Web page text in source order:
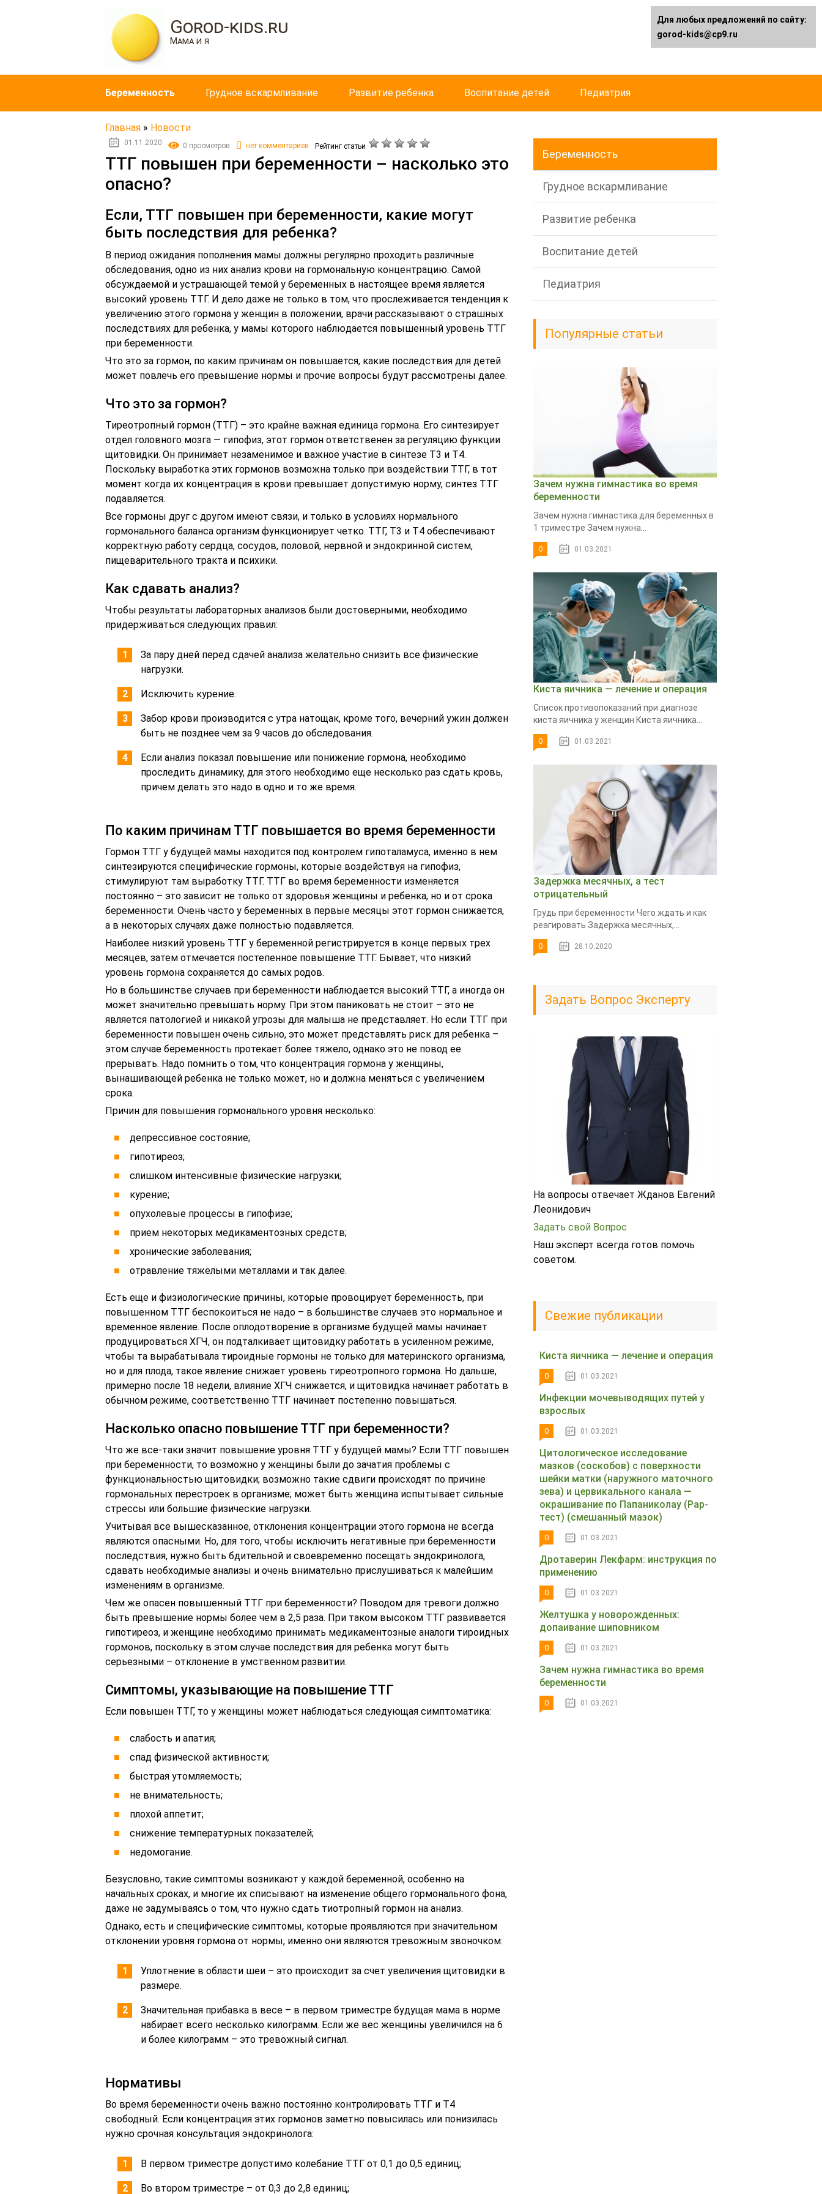
Gorod-kids.ru
Мама и я
Беременность Грудное вскармливание Развитие ребенка Воспитание детей Педиатрия
Главная » Новости
01.11.2020 0 просмотров нет комментариев Рейтинг статьи
ТТГ повышен при беременности – насколько это
опасно?
Если, ТТГ повышен при беременности, какие могут
быть последствия для ребенка?
В период ожидания пополнения мамы должны регулярно проходить различные
обследования, одно из них анализ крови на гормональную концентрацию. Самой
обсуждаемой и устрашающей темой у беременных в настоящее время является
высокий уровень ТТГ. И дело даже не только в том, что прослеживается тенденция к
увеличению этого гормона у женщин в положении, врачи рассказывают о страшных
последствиях для ребенка, у мамы которого наблюдается повышенный уровень ТТГ
при беременности.
Что это за гормон, по каким причинам он повышается, какие последствия для детей
может повлечь его превышение нормы и прочие вопросы будут рассмотрены далее.
Что это за гормон?
Тиреотропный гормон (ТТГ) – это крайне важная единица гормона. Его синтезирует
отдел головного мозга — гипофиз, этот гормон ответственен за регуляцию функции
щитовидки. Он принимает незаменимое и важное участие в синтезе Т3 и Т4.
Поскольку выработка этих гормонов возможна только при воздействии ТТГ, в тот
момент когда их концентрация в крови превышает допустимую норму, синтез ТТГ
подавляется.
Все гормоны друг с другом имеют связи, и только в условиях нормального
гормонального баланса организм функционирует четко. ТТГ, Т3 и Т4 обеспечивают
корректную работу сердца, сосудов, половой, нервной и эндокринной систем,
пищеварительного тракта и психики.
Как сдавать анализ?
Чтобы результаты лабораторных анализов были достоверными, необходимо
придерживаться следующих правил:
За пару дней перед сдачей анализа желательно снизить все физические
нагрузки.
Исключить курение.
Забор крови производится с утра натощак, кроме того, вечерний ужин должен
быть не позднее чем за 9 часов до обследования.
Если анализ показал повышение или понижение гормона, необходимо
проследить динамику, для этого необходимо еще несколько раз сдать кровь,
причем делать это надо в одно и то же время.
По каким причинам ТТГ повышается во время беременности
Гормон ТТГ у будущей мамы находится под контролем гипоталамуса, именно в нем
синтезируются специфические гормоны, которые воздействуя на гипофиз,
стимулируют там выработку ТТГ. ТТГ во время беременности изменяется
постоянно – это зависит не только от здоровья женщины и ребенка, но и от срока
беременности. Очень часто у беременных в первые месяцы этот гормон снижается,
а в некоторых случаях даже полностью подавляется.
Наиболее низкий уровень ТТГ у беременной регистрируется в конце первых трех
месяцев, затем отмечается постепенное повышение ТТГ. Бывает, что низкий
уровень гормона сохраняется до самых родов.
Но в большинстве случаев при беременности наблюдается высокий ТТГ, а иногда он
может значительно превышать норму. При этом паниковать не стоит – это не
является патологией и никакой угрозы для малыша не представляет. Но если ТТГ при
беременности повышен очень сильно, это может представлять риск для ребенка –
этом случае беременность протекает более тяжело, однако это не повод ее
прерывать. Надо помнить о том, что концентрация гормона у женщины,
вынашивающей ребенка не только может, но и должна меняться с увеличением
срока.
Причин для повышения гормонального уровня несколько:
депрессивное состояние;
гипотиреоз;
слишком интенсивные физические нагрузки;
курение;
опухолевые процессы в гипофизе;
прием некоторых медикаментозных средств;
хронические заболевания;
отравление тяжелыми металлами и так далее.
Есть еще и физиологические причины, которые провоцирует беременность, при
повышенном ТТГ беспокоиться не надо – в большинстве случаев это нормальное и
временное явление. После оплодотворение в организме будущей мамы начинает
продуцироваться ХГЧ, он подталкивает щитовидку работать в усиленном режиме,
чтобы та вырабатывала тироидные гормоны не только для материнского организма,
но и для плода, такое явление снижает уровень тиреотропного гормона. Но дальше,
примерно после 18 недели, влияние ХГЧ снижается, и щитовидка начинает работать в
обычном режиме, соответственно ТТГ начинает постепенно повышаться.
Насколько опасно повышение ТТГ при беременности?
Что же все-таки значит повышение уровня ТТГ у будущей мамы? Если ТТГ повышен
при беременности, то возможно у женщины были до зачатия проблемы с
функциональностью щитовидки; возможно такие сдвиги происходят по причине
гормональных перестроек в организме; может быть женщина испытывает сильные
стрессы или большие физические нагрузки.
Учитывая все вышесказанное, отклонения концентрации этого гормона не всегда
являются опасными. Но, для того, чтобы исключить негативные при беременности
последствия, нужно быть бдительной и своевременно посещать эндокринолога,
сдавать необходимые анализы и очень внимательно прислушиваться к малейшим
изменениям в организме.
Чем же опасен повышенный ТТГ при беременности? Поводом для тревоги должно
быть превышение нормы более чем в 2,5 раза. При таком высоком ТТГ развивается
гипотиреоз, и женщине необходимо принимать медикаментозные аналоги тироидных
гормонов, поскольку в этом случае последствия для ребенка могут быть
серьезными – отклонение в умственном развитии.
Симптомы, указывающие на повышение ТТГ
Если повышен ТТГ, то у женщины может наблюдаться следующая симптоматика:
слабость и апатия;
спад физической активности;
быстрая утомляемость;
не внимательность;
плохой аппетит;
снижение температурных показателей;
недомогание.
Безусловно, такие симптомы возникают у каждой беременной, особенно на
начальных сроках, и многие их списывают на изменение общего гормонального фона,
даже не задумываясь о том, что нужно сдать тиотропный гормон на анализ.
Однако, есть и специфические симптомы, которые проявляются при значительном
отклонении уровня гормона от нормы, именно они являются тревожным звоночком:
Уплотнение в области шеи – это происходит за счет увеличения щитовидки в
размере.
Значительная прибавка в весе – в первом триместре будущая мама в норме
набирает всего несколько килограмм. Если же вес женщины увеличился на 6
и более килограмм – это тревожный сигнал.
Нормативы
Во время беременности очень важно постоянно контролировать ТТГ и Т4
свободный. Если концентрация этих гормонов заметно повысилась или понизилась
нужно срочная консультация эндокринолога:
В первом триместре допустимо колебание ТТГ от 0,1 до 0,5 единиц;
Во втором триместре – от 0,3 до 2,8 единиц;
Беременность
Грудное вскармливание
Развитие ребенка
Воспитание детей
Педиатрия
Популярные статьи
Зачем нужна гимнастика во время
беременности
Зачем нужна гимнастика для беременных в
1 триместре Зачем нужна...
0 01.03.2021
Киста яичника — лечение и операция
Список противопоказаний при диагнозе
киста яичника у женщин Киста яичника...
0 01.03.2021
Задержка месячных, а тест
отрицательный
Грудь при беременности Чего ждать и как
реагировать Задержка месячных,...
0 28.10.2020
Задать Вопрос Эксперту
На вопросы отвечает Жданов Евгений
Леонидович
Задать свой Вопрос
Наш эксперт всегда готов помочь
советом.
Свежие публикации
Киста яичника — лечение и операция
0 01.03.2021
Инфекции мочевыводящих путей у
взрослых
0 01.03.2021
Цитологическое исследование
мазков (соскобов) с поверхности
шейки матки (наружного маточного
зева) и цервикального канала —
окрашивание по Папаниколау (Рар-
тест) (смешанный мазок)
0 01.03.2021
Дротаверин Лекфарм: инструкция по
применению
0 01.03.2021
Желтушка у новорожденных:
допаивание шиповником
0 01.03.2021
Зачем нужна гимнастика во время
беременности
0 01.03.2021
Для любых предложений по сайту:
gorod-kids@cp9.ru